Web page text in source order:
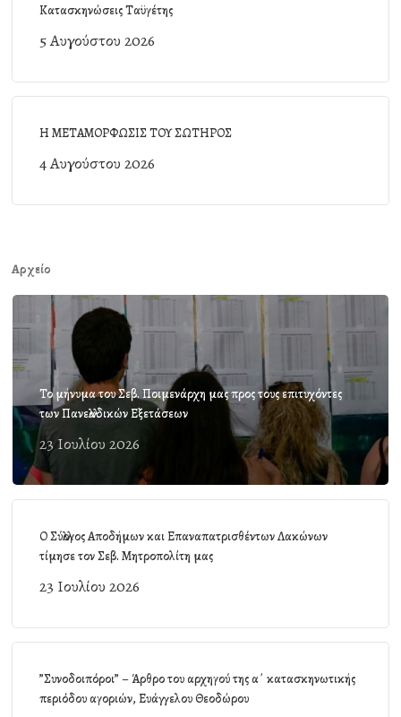
Κατασκηνώσεις Ταϋγέτης
5 Αυγούστου 2026
Η ΜΕΤΑΜΟΡΦΩΣΙΣ ΤΟΥ ΣΩΤΗΡΟΣ
4 Αυγούστου 2026
Αρχείο
Το μήνυμα του Σεβ. Ποιμενάρχη μας προς τους επιτυχόντες
των Πανελλαδικών Εξετάσεων
23 Ιουλίου 2026
Ο Σύλλογος Αποδήμων και Επαναπατρισθέντων Λακώνων
τίμησε τον Σεβ. Μητροπολίτη μας
23 Ιουλίου 2026
”Συνοδοιπόροι” – Άρθρο του αρχηγού της α΄ κατασκηνωτικής
περιόδου αγοριών, Ευάγγελου Θεοδώρου